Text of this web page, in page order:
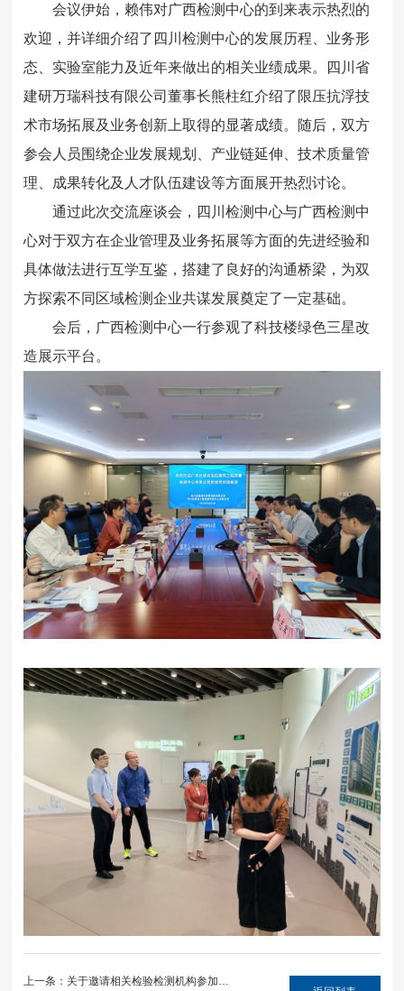
会议伊始，赖伟对广西检测中心的到来表示热烈的
欢迎，并详细介绍了四川检测中心的发展历程、业务形
态、实验室能力及近年来做出的相关业绩成果。四川省
建研万瑞科技有限公司董事长熊柱红介绍了限压抗浮技
术市场拓展及业务创新上取得的显著成绩。随后，双方
参会人员围绕企业发展规划、产业链延伸、技术质量管
理、成果转化及人才队伍建设等方面展开热烈讨论。
通过此次交流座谈会，四川检测中心与广西检测中
心对于双方在企业管理及业务拓展等方面的先进经验和
具体做法进行互学互鉴，搭建了良好的沟通桥梁，为双
方探索不同区域检测企业共谋发展奠定了一定基础。
会后，广西检测中心一行参观了科技楼绿色三星改
造展示平台。
上一条：关于邀请相关检验检测机构参加四